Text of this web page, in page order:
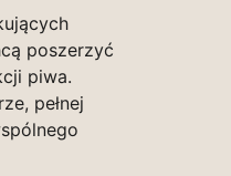
poszerzyć
piwa.
pełnej